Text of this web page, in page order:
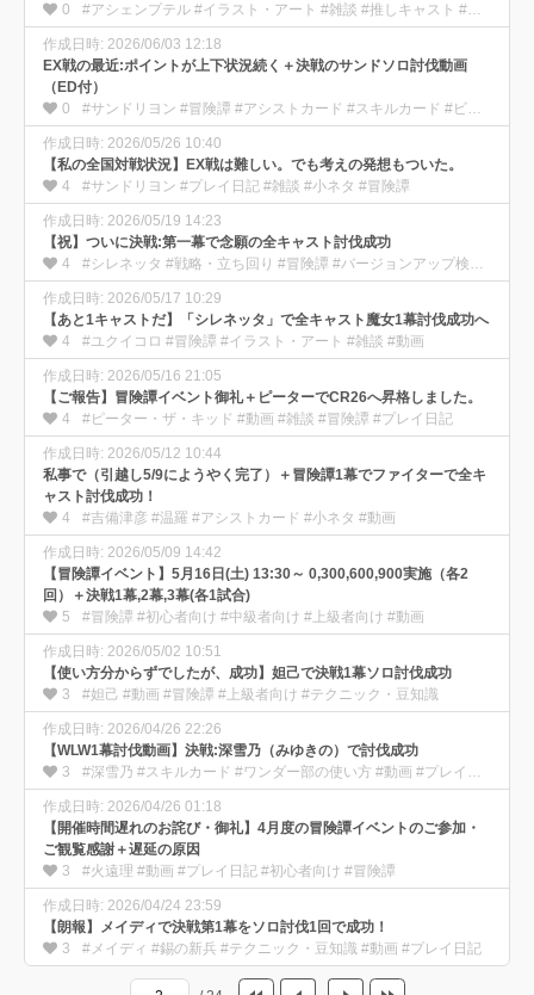
0
#アシェンプテル #イラスト・アート #雑談 #推しキャスト #ワンダー部の使い方
作成日時: 2026/06/03 12:18
EX戦の最近:ポイントが上下状況続く＋決戦のサンドソロ討伐動画
（ED付）
0
#サンドリヨン #冒険譚 #アシストカード #スキルカード #ビルドについて
作成日時: 2026/05/26 10:40
【私の全国対戦状況】EX戦は難しい。でも考えの発想もついた。
4
#サンドリヨン #プレイ日記 #雑談 #小ネタ #冒険譚
作成日時: 2026/05/19 14:23
【祝】ついに決戦:第一幕で念願の全キャスト討伐成功
4
#シレネッタ #戦略・立ち回り #冒険譚 #バージョンアップ検証 #動画
作成日時: 2026/05/17 10:29
【あと1キャストだ】「シレネッタ」で全キャスト魔女1幕討伐成功へ
4
#ユクイコロ #冒険譚 #イラスト・アート #雑談 #動画
作成日時: 2026/05/16 21:05
【ご報告】冒険譚イベント御礼＋ピーターでCR26へ昇格しました。
4
#ピーター・ザ・キッド #動画 #雑談 #冒険譚 #プレイ日記
作成日時: 2026/05/12 10:44
私事で（引越し5/9にようやく完了）＋冒険譚1幕でファイターで全キ
ャスト討伐成功！
4
#吉備津彦 #温羅 #アシストカード #小ネタ #動画
作成日時: 2026/05/09 14:42
【冒険譚イベント】5月16日(土) 13:30～ 0,300,600,900実施（各2
回）＋決戦1幕,2幕,3幕(各1試合)
5
#冒険譚 #初心者向け #中級者向け #上級者向け #動画
作成日時: 2026/05/02 10:51
【使い方分からずでしたが、成功】妲己で決戦1幕ソロ討伐成功
3
#妲己 #動画 #冒険譚 #上級者向け #テクニック・豆知識
作成日時: 2026/04/26 22:26
【WLW1幕討伐動画】決戦:深雪乃（みゆきの）で討伐成功
3
#深雪乃 #スキルカード #ワンダー部の使い方 #動画 #プレイ日記
作成日時: 2026/04/26 01:18
【開催時間遅れのお詫び・御礼】4月度の冒険譚イベントのご参加・
ご観覧感謝＋遅延の原因
3
#火遠理 #動画 #プレイ日記 #初心者向け #冒険譚
作成日時: 2026/04/24 23:59
【朗報】メイディで決戦第1幕をソロ討伐1回で成功！
3
#メイディ #錫の新兵 #テクニック・豆知識 #動画 #プレイ日記